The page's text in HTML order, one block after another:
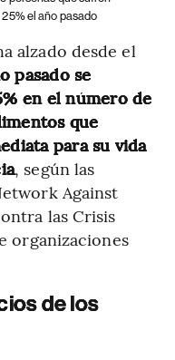
el año pasado
alzado desde el
pasado se
en el número de
que
para su vida
, según las
Against
las Crisis
organizaciones
de los